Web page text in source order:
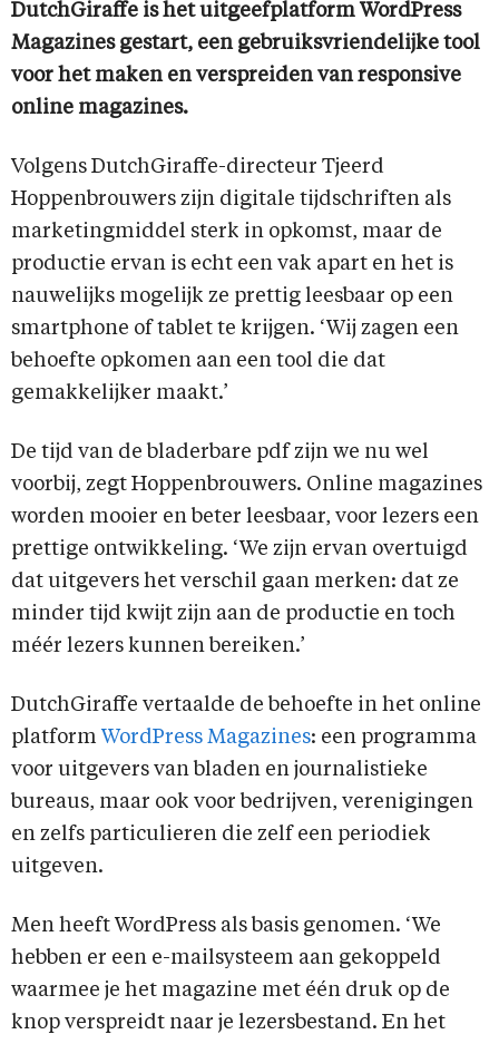
DutchGiraffe is het uitgeefplatform WordPress
Magazines gestart, een gebruiksvriendelijke tool
voor het maken en verspreiden van responsive
online magazines.
Volgens DutchGiraffe-directeur Tjeerd
Hoppenbrouwers zijn digitale tijdschriften als
marketingmiddel sterk in opkomst, maar de
productie ervan is echt een vak apart en het is
nauwelijks mogelijk ze prettig leesbaar op een
smartphone of tablet te krijgen. ‘Wij zagen een
behoefte opkomen aan een tool die dat
gemakkelijker maakt.’
De tijd van de bladerbare pdf zijn we nu wel
voorbij, zegt Hoppenbrouwers. Online magazines
worden mooier en beter leesbaar, voor lezers een
prettige ontwikkeling. ‘We zijn ervan overtuigd
dat uitgevers het verschil gaan merken: dat ze
minder tijd kwijt zijn aan de productie en toch
méér lezers kunnen bereiken.’
DutchGiraffe vertaalde de behoefte in het online
platform WordPress Magazines: een programma
voor uitgevers van bladen en journalistieke
bureaus, maar ook voor bedrijven, verenigingen
en zelfs particulieren die zelf een periodiek
uitgeven.
Men heeft WordPress als basis genomen. ‘We
hebben er een e-mailsysteem aan gekoppeld
waarmee je het magazine met één druk op de
knop verspreidt naar je lezersbestand. En het